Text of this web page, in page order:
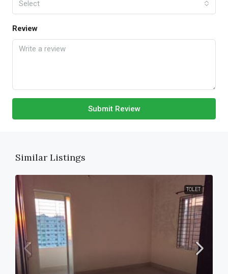
Select
Review
Submit Review
Similar Listings
TOLET